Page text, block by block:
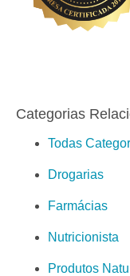
Categorias
Todas
Drogarias
Farmácias
Nutricionista
Produtos